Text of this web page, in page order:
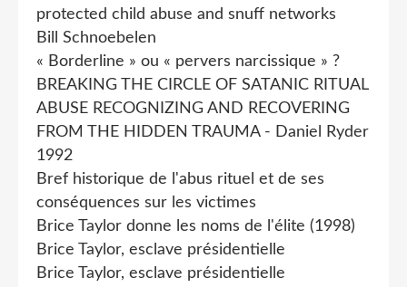
protected child abuse and snuff networks
Bill Schnoebelen
« Borderline » ou « pervers narcissique » ?
BREAKING THE CIRCLE OF SATANIC RITUAL
ABUSE RECOGNIZING AND RECOVERING
FROM THE HIDDEN TRAUMA - Daniel Ryder
1992
Bref historique de l'abus rituel et de ses
conséquences sur les victimes
Brice Taylor donne les noms de l'élite (1998)
Brice Taylor, esclave présidentielle
Brice Taylor, esclave présidentielle